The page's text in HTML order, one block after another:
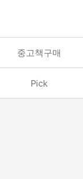
중고책구매
Pick